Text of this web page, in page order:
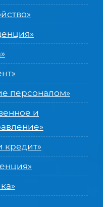
персоналом»
и
кредит»